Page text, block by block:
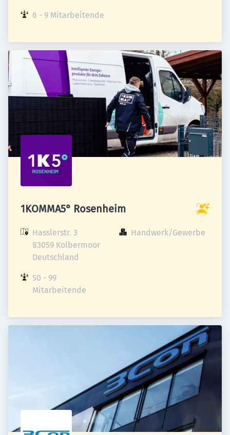
6 - 9 Mitarbeitende
1KOMMA5° Rosenheim
Hasslerstr. 3
83059 Kolbermoor
Deutschland
Handwerk/Gewerbe
50 - 99
Mitarbeitende